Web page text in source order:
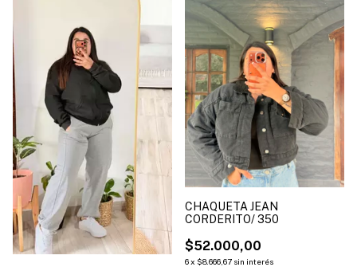
CHAQUETA JEAN
CORDERITO/ 350
$52.000,00
6x $8.666,67 sin interés